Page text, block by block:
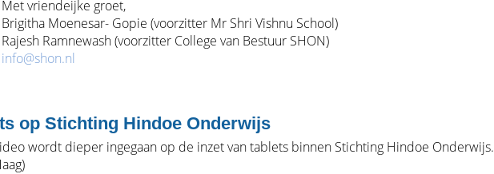
Met vriendeijke groet,
Brigitha Moenesar- Gopie (voorzitter Mr Shri Vishnu School)
Rajesh Ramnewash (voorzitter College van Bestuur SHON)
info@shon.nl
op Stichting Hindoe Onderwijs
wordt dieper ingegaan op de inzet van tablets binnen Stichting Hindoe Onderwijs.